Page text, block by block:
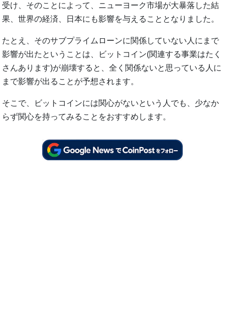
受け、そのことによって、ニューヨーク市場が大暴落した結
果、世界の経済、日本にも影響を与えることとなりました。
たとえ、そのサブプライムローンに関係していない人にまで
影響が出たということは、ビットコイン(関連する事業はたく
さんあります)が崩壊すると、全く関係ないと思っている人に
まで影響が出ることが予想されます。
そこで、ビットコインには関心がないという人でも、少なか
らず関心を持ってみることをおすすめします。